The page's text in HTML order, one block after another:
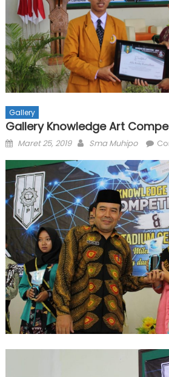
Gallery
Gallery Knowledge Art
Posted
Maret 25, 2019 Author
Sma Muhipo